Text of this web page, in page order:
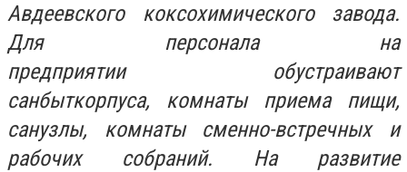
Авдеевского коксохимического завода.
Для персонала на
предприятии обустраивают
санбыткорпуса, комнаты приема пищи,
санузлы, комнаты сменно-встречных и
рабочих собраний. На развитие